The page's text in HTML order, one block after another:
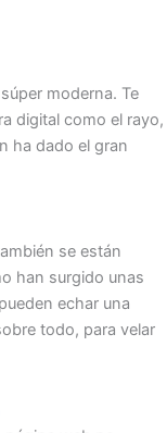
moderna. Te
digital como el rayo,
ha dado el gran
se están
han surgido unas
echar una
todo, para velar